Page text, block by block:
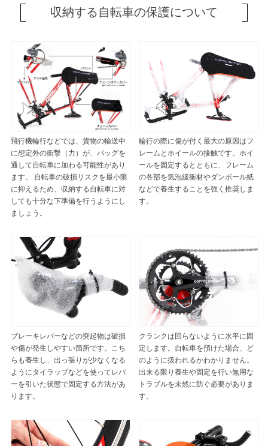
収納する自転車の保護について
飛行機輪行などでは、貨物の輸送中
に想定外の衝撃（力）が、バッグを
通して自転車に加わる可能性があり
ます。 自転車の破損リスクを最小限
に抑えるため、収納する自転車に対
しても十分な下準備を行うようにし
ましょう。
輪行の際に傷が付く最大の原因はフ
レームとホイールの接触です。ホイ
ールを固定するとともに、フレーム
の各部を気泡緩衝材やダンボール紙
などで養生することを強く推奨しま
す。
ブレーキレバーなどの突起物は破損
や傷が発生しやすい箇所です。こち
らも養生し、出っ張りが少なくなる
ようにタイラップなどを使ってレバ
ーを引いた状態で固定する方法があ
ります。
クランクは回らないように水平に固
定します。自転車を預けた場合、ど
のように扱われるかわかりません。
出来る限り養生や固定を行い無用な
トラブルを未然に防ぐ必要がありま
す。